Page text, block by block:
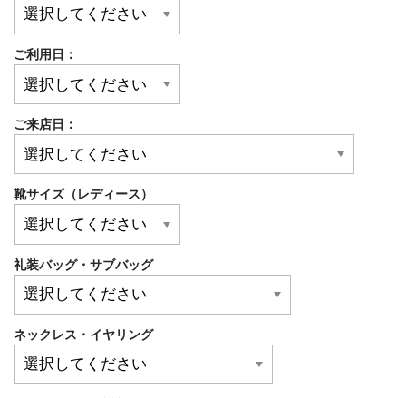
ご利用日：
ご来店日：
靴サイズ（レディース）
礼装バッグ・サブバッグ
ネックレス・イヤリング